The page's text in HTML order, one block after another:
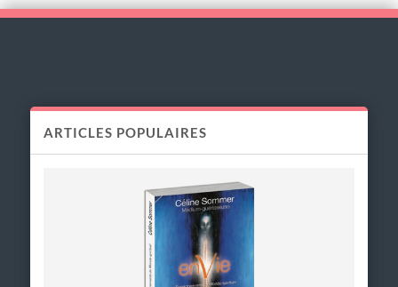
ARTICLES POPULAIRES